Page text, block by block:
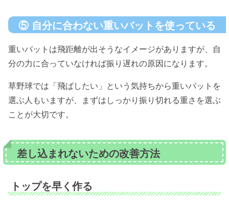
⑤ 自分に合わない重いバットを使っている
重いバットは飛距離が出そうなイメージがありますが、自
分の力に合っていなければ振り遅れの原因になります。
草野球では「飛ばしたい」という気持ちから重いバットを
選ぶ人もいますが、まずはしっかり振り切れる重さを選ぶ
ことが大切です。
差し込まれないための改善方法
トップを早く作る